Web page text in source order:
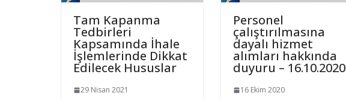
Tam Kapanma
Tedbirleri
Kapsamında İhale
İşlemlerinde Dikkat
Edilecek Hususlar
29 Nisan 2021
Personel
çalıştırılmasına
dayalı hizmet
alımları hakkında
duyuru – 16.10.2020
16 Ekim 2020